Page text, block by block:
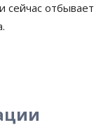
сейчас отбывает